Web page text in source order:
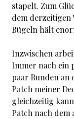
stapelt. Zum
dem derzeitigen
Bügeln hält
Inzwischen
Immer nach ein
paar Runden an
Patch meiner
gleichzeitig
Patch nach